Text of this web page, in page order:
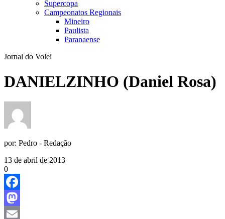
Supercopa
Campeonatos Regionais
Mineiro
Paulista
Paranaense
Jornal do Volei
DANIELZINHO (Daniel Rosa)
por: Pedro - Redação
13 de abril de 2013
0
Facebook
Mastodon